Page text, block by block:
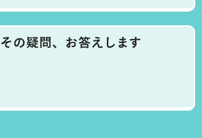
その疑問、お答えします